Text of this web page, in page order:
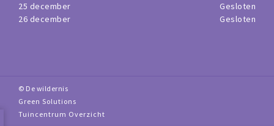
25 december
Gesloten
26 december
Gesloten
© De wildernis
Green Solutions
Tuincentrum Overzicht